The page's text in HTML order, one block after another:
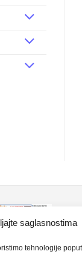
saglasnostima
tehnologije
u sastavu